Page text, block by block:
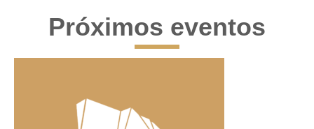
Próximos eventos